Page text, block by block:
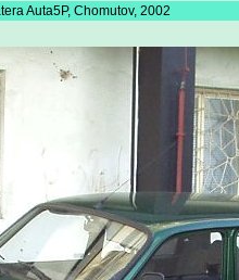
Auta5P, Chomutov, 2002